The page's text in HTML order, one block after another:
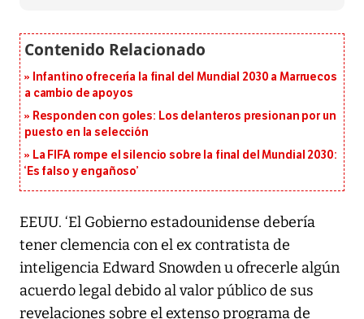
Infantino ofrecería la final del Mundial 2030 a Marruecos
a cambio de apoyos
Responden con goles: Los delanteros presionan por un
puesto en la selección
La FIFA rompe el silencio sobre la final del Mundial 2030:
‘Es falso y engañoso’
EEUU. ‘El Gobierno estadounidense debería
tener clemencia con el ex contratista de
inteligencia Edward Snowden u ofrecerle algún
acuerdo legal debido al valor público de sus
revelaciones sobre el extenso programa de